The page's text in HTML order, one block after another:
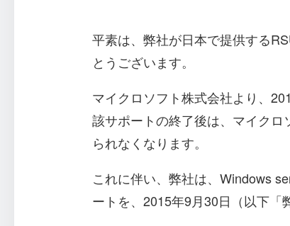
平素は、弊社が日本で提供する
とうございます。
マイクロソフト株式会社より、
該サポートの終了後は、マイク
られなくなります。
これに伴い、弊社は、Windows
ートを、2015年9月30日（以下「